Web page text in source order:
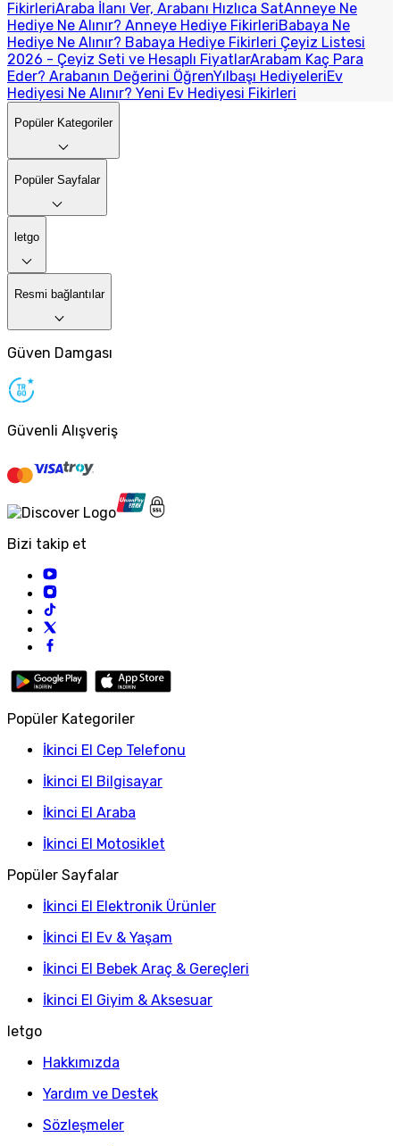
FikirleriAraba İlanı Ver, Arabanı Hızlıca SatAnneye Ne
Hediye Ne Alınır? Anneye Hediye FikirleriBabaya Ne
Hediye Ne Alınır? Babaya Hediye Fikirleri Çeyiz Listesi
2026 - Çeyiz Seti ve Hesaplı FiyatlarArabam Kaç Para
Eder? Arabanın Değerini ÖğrenYılbaşı HediyeleriEv
Hediyesi Ne Alınır? Yeni Ev Hediyesi Fikirleri
Popüler Kategoriler
Popüler Sayfalar
letgo
Resmi bağlantılar
Güven Damgası
Güvenli Alışveriş
Bizi takip et
Popüler Kategoriler
İkinci El Cep Telefonu
İkinci El Bilgisayar
İkinci El Araba
İkinci El Motosiklet
Popüler Sayfalar
İkinci El Elektronik Ürünler
İkinci El Ev & Yaşam
İkinci El Bebek Araç & Gereçleri
İkinci El Giyim & Aksesuar
letgo
Hakkımızda
Yardım ve Destek
Sözleşmeler